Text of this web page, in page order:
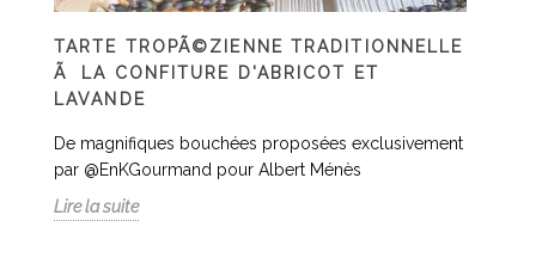
TARTE TROPÃ©ZIENNE TRADITIONNELLE
Ã LA CONFITURE D'ABRICOT ET
LAVANDE
De magnifiques bouchées proposées exclusivement
par @EnKGourmand pour Albert Ménès
Lire la suite